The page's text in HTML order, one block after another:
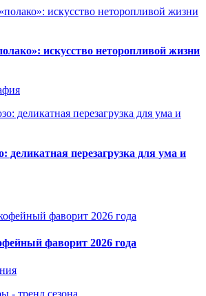
искусство неторопливой жизни
деликатная перезагрузка для ума и
фаворит 2026 года